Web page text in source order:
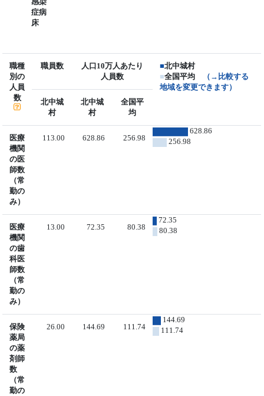
症病
床
職種
別の
人員
数
職員数
人口10万人あたり
人員数
■北中城村
■全国平均
（→比較する
地域を変更できます）
北中城
村
北中城
村
全国平
均
医療
機関
の医
師数
（常
勤の
み）
113.00 628.86 256.98
628.86
256.98
医療
機関
の歯
科医
師数
（常
勤の
み）
13.00 72.35 80.38
72.35
80.38
保険
薬局
の薬
剤師
数
（常
勤の
26.00 144.69 111.74
144.69
111.74